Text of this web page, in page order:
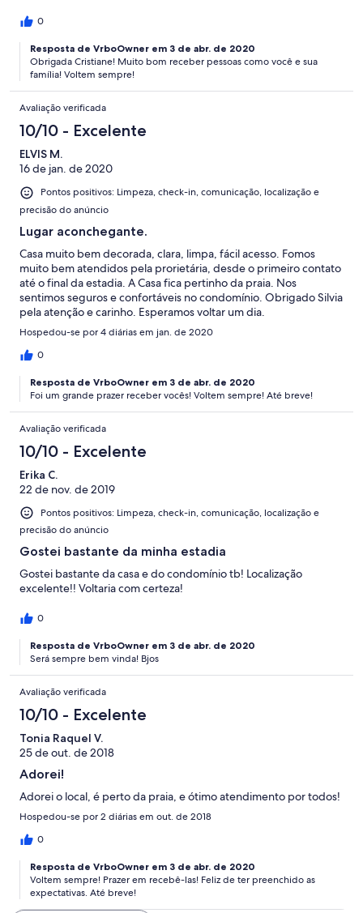
0
Resposta de VrboOwner em 3 de abr. de 2020
Obrigada Cristiane! Muito bom receber pessoas como você e sua
família! Voltem sempre!
Avaliação verificada
10/10 - Excelente
ELVIS M.
16 de jan. de 2020
Pontos positivos: Limpeza, check-in, comunicação, localização e
precisão do anúncio
Lugar aconchegante.
Casa muito bem decorada, clara, limpa, fácil acesso. Fomos
muito bem atendidos pela prorietária, desde o primeiro contato
até o final da estadia. A Casa fica pertinho da praia. Nos
sentimos seguros e confortáveis no condomínio. Obrigado Silvia
pela atenção e carinho. Esperamos voltar um dia.
Hospedou-se por 4 diárias em jan. de 2020
0
Resposta de VrboOwner em 3 de abr. de 2020
Foi um grande prazer receber vocês! Voltem sempre! Até breve!
Avaliação verificada
10/10 - Excelente
Erika C.
22 de nov. de 2019
Pontos positivos: Limpeza, check-in, comunicação, localização e
precisão do anúncio
Gostei bastante da minha estadia
Gostei bastante da casa e do condomínio tb! Localização
excelente!! Voltaria com certeza!
0
Resposta de VrboOwner em 3 de abr. de 2020
Será sempre bem vinda! Bjos
Avaliação verificada
10/10 - Excelente
Tonia Raquel V.
25 de out. de 2018
Adorei!
Adorei o local, é perto da praia, e ótimo atendimento por todos!
Hospedou-se por 2 diárias em out. de 2018
0
Resposta de VrboOwner em 3 de abr. de 2020
Voltem sempre! Prazer em recebê-las! Feliz de ter preenchido as
expectativas. Até breve!